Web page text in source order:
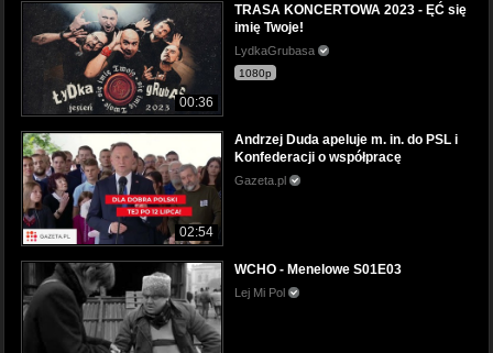
00:36
TRASA KONCERTOWA 2023 - ĘĆ się
imię Twoje!
LydkaGrubasa
1080p
02:54
Andrzej Duda apeluje m. in. do PSL i
Konfederacji o współpracę
Gazeta.pl
WCHO - Menelowe S01E03
Lej Mi Pol